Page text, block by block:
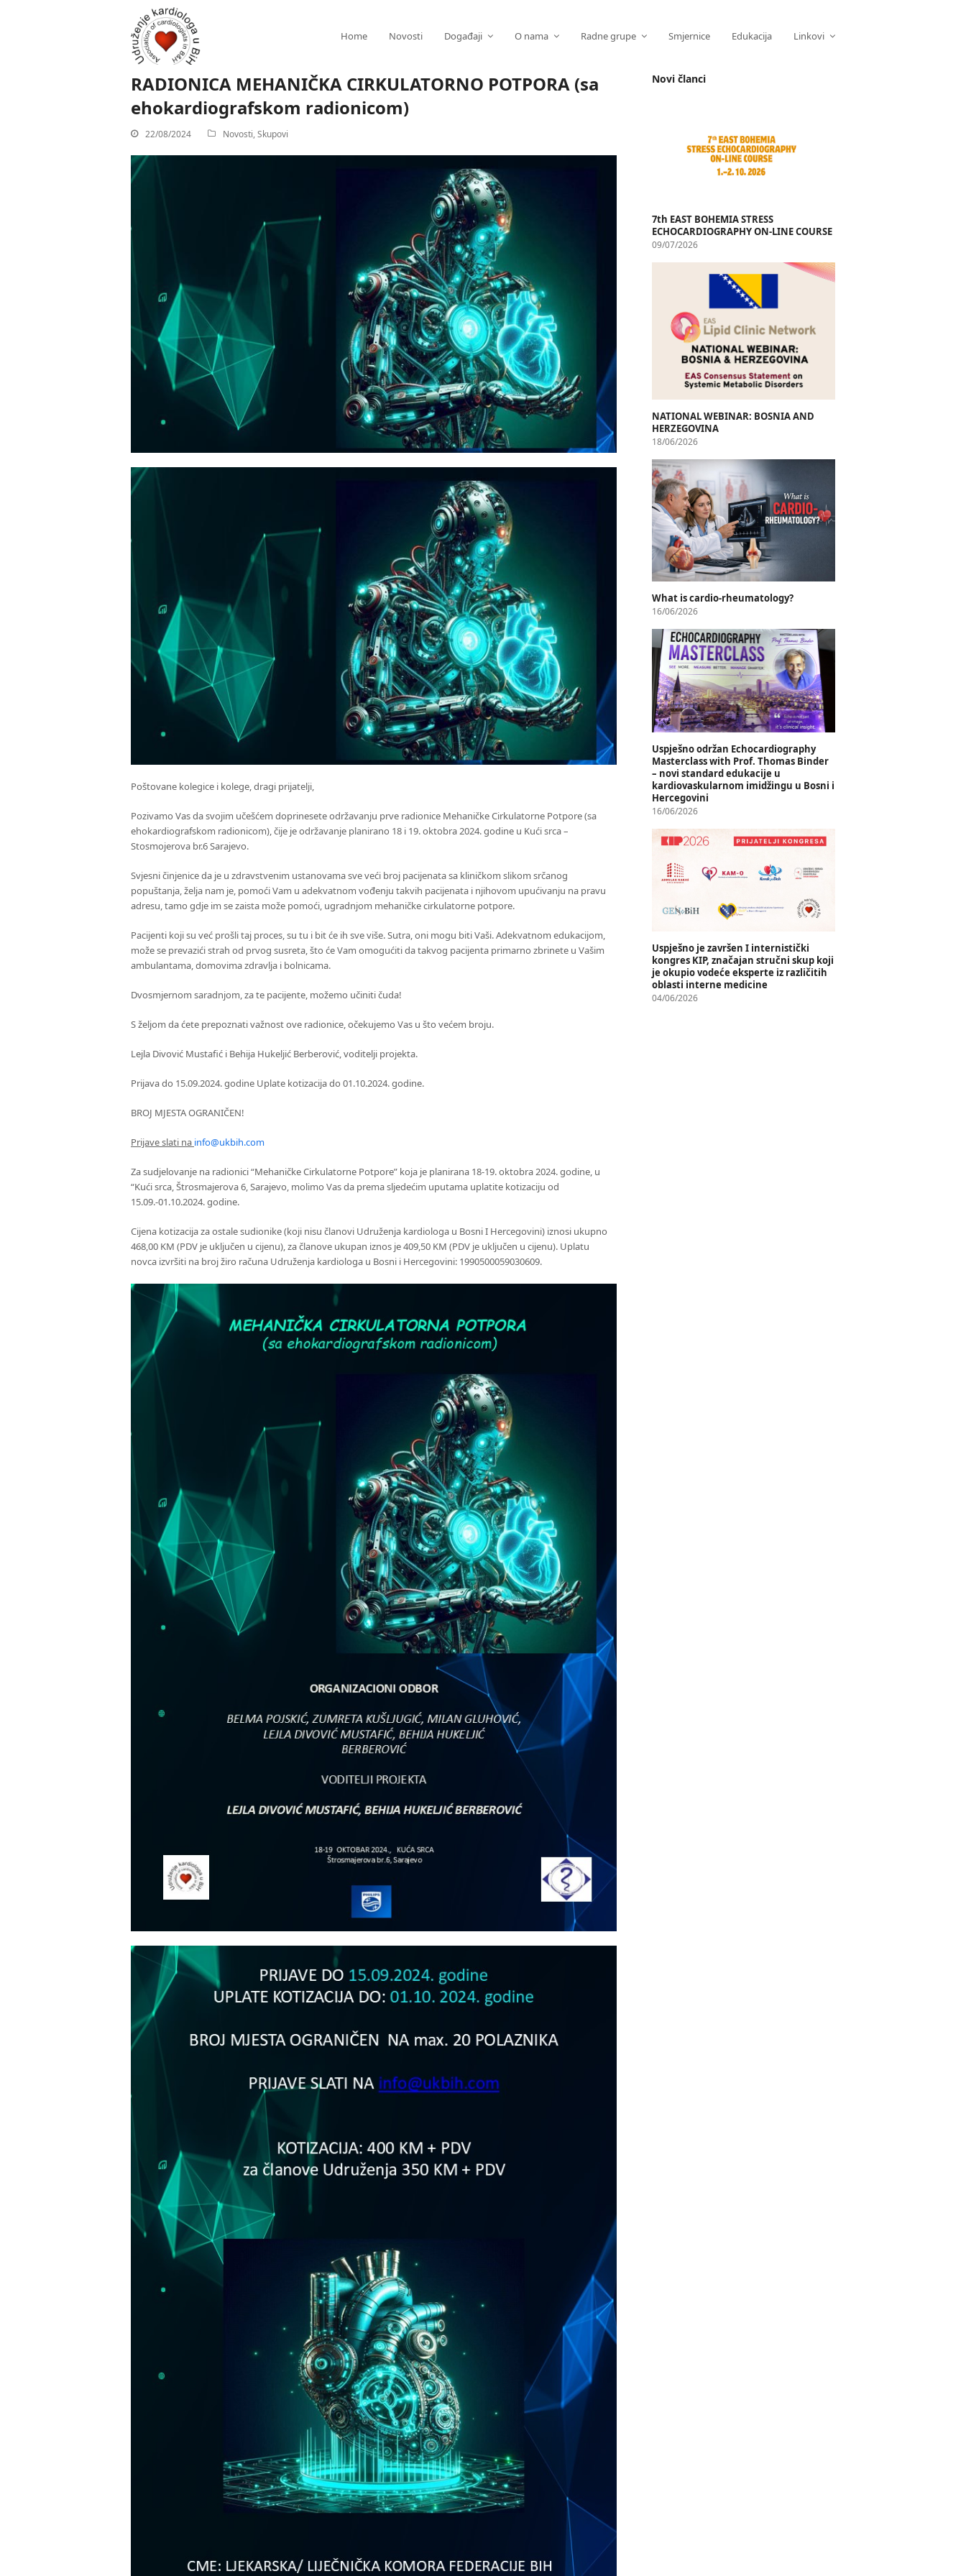
Home Novosti Događaji O nama Radne grupe Smjernice Edukacija Linkovi
RADIONICA MEHANIČKA CIRKULATORNO POTPORA (sa
ehokardiografskom radionicom)
22/08/2024 Novosti,Skupovi
Poštovane kolegice i kolege, dragi prijatelji,
Pozivamo Vas da svojim učešćem doprinesete održavanju prve radionice Mehaničke Cirkulatorne Potpore (sa
ehokardiografskom radionicom), čije je održavanje planirano 18 i 19. oktobra 2024. godine u Kući srca –
Stosmojerova br.6 Sarajevo.
Svjesni činjenice da je u zdravstvenim ustanovama sve veći broj pacijenata sa kliničkom slikom srčanog
popuštanja, želja nam je, pomoći Vam u adekvatnom vođenju takvih pacijenata i njihovom upućivanju na pravu
adresu, tamo gdje im se zaista može pomoći, ugradnjom mehaničke cirkulatorne potpore.
Pacijenti koji su već prošli taj proces, su tu i bit će ih sve više. Sutra, oni mogu biti Vaši. Adekvatnom edukacijom,
može se prevazići strah od prvog susreta, što će Vam omogućiti da takvog pacijenta primarno zbrinete u Vašim
ambulantama, domovima zdravlja i bolnicama.
Dvosmjernom saradnjom, za te pacijente, možemo učiniti čuda!
S željom da ćete prepoznati važnost ove radionice, očekujemo Vas u što većem broju.
Lejla Divović Mustafić i Behija Hukeljić Berberović, voditelji projekta.
Prijava do 15.09.2024. godine Uplate kotizacija do 01.10.2024. godine.
BROJ MJESTA OGRANIČEN!
Prijave slati na info@ukbih.com
Za sudjelovanje na radionici “Mehaničke Cirkulatorne Potpore” koja je planirana 18-19. oktobra 2024. godine, u
“Kući srca, Štrosmajerova 6, Sarajevo, molimo Vas da prema sljedećim uputama uplatite kotizaciju od
15.09.-01.10.2024. godine.
Cijena kotizacija za ostale sudionike (koji nisu članovi Udruženja kardiologa u Bosni I Hercegovini) iznosi ukupno
468,00 KM (PDV je uključen u cijenu), za članove ukupan iznos je 409,50 KM (PDV je uključen u cijenu). Uplatu
novca izvršiti na broj žiro računa Udruženja kardiologa u Bosni i Hercegovini: 1990500059030609.
Novi članci
7th EAST BOHEMIA STRESS
ECHOCARDIOGRAPHY ON-LINE COURSE
09/07/2026
NATIONAL WEBINAR: BOSNIA AND
HERZEGOVINA
18/06/2026
What is cardio-rheumatology?
16/06/2026
Uspješno održan Echocardiography
Masterclass with Prof. Thomas Binder
– novi standard edukacije u
kardiovaskularnom imidžingu u Bosni i
Hercegovini
16/06/2026
Uspješno je završen I internistički
kongres KIP, značajan stručni skup koji
je okupio vodeće eksperte iz različitih
oblasti interne medicine
04/06/2026